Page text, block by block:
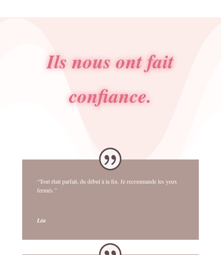
Ils nous ont fait
confiance.
“Tout était parfait, du début à la fin. Je recommande les yeux
fermés.”
Léa